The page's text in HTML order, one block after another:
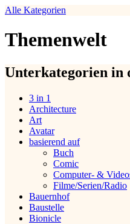
Alle Kategorien
Themenwelt
Unterkategorien in
3 in 1
Architecture
Art
Avatar
basierend auf
Buch
Comic
Computer- &
Filme/Serien/Radio
Bauernhof
Baustelle
Bionicle